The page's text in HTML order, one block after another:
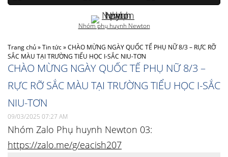
Trang chủ»Tin tức»CHÀO MỪNG NGÀY QUỐC TẾ PHỤ NỮ 8/3 – RỰC RỠ
SẮC MÀU TẠI TRƯỜNG TIỂU HỌC I-SẮC NIU-TƠN
CHÀO MỪNG NGÀY QUỐC TẾ PHỤ NỮ 8/3 –
RỰC RỠ SẮC MÀU TẠI TRƯỜNG TIỂU HỌC I-SẮC
NIU-TƠN
09/03/2025 07:27 AM
Nhóm Zalo Phụ huynh Newton 03:
https://zalo.me/g/eacish207
Nhóm phụ huynh Newton